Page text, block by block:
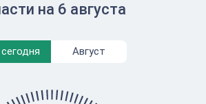
на 6 августа
Август